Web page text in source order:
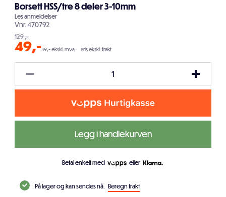
Borsett HSS/tre 8 deler 3-10mm
Lesanmeldelser
Vnr.470792
129,-
49,-39,- ekskl. mva. Pris ekskl. frakt
Legg i handlekurven
Betal enkelt med eller
På lager og kan sendes nå. Beregn frakt